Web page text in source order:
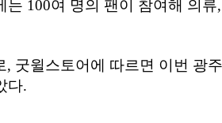
100여 명의 팬이 참여해 의
굿윌스토어에 따르면 이번
다.